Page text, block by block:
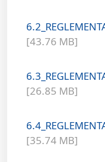
[43.76 MB]
[26.85 MB]
[35.74 MB]